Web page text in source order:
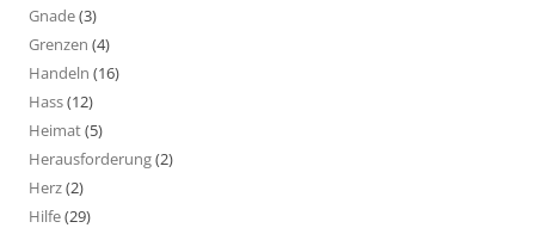
Gnade(3)
Grenzen (4)
Handeln (16)
Hass(12)
Heimat(5)
Herausforderung(2)
Herz(2)
Hilfe(29)